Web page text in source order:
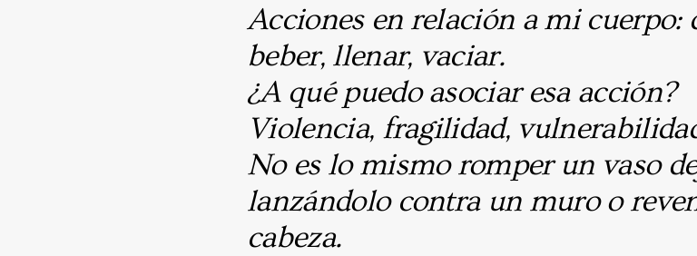
Acciones en relación a mi cuerpo:
beber, llenar, vaciar.
¿A qué puedo asociar esa acción?
Violencia, fragilidad,
No es lo mismo romper un vaso
lanzándolo contra un muro o
cabeza.